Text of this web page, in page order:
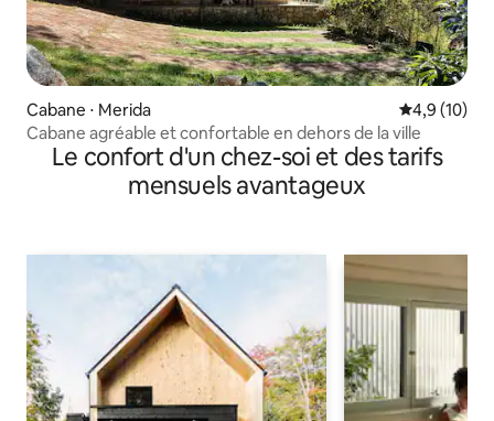
Cabane ⋅ Merida Évaluation
4,9 (10)
Cabane agréable et confortable en dehors de la ville
Le confort d'un chez-soi et des tarifs
mensuels avantageux